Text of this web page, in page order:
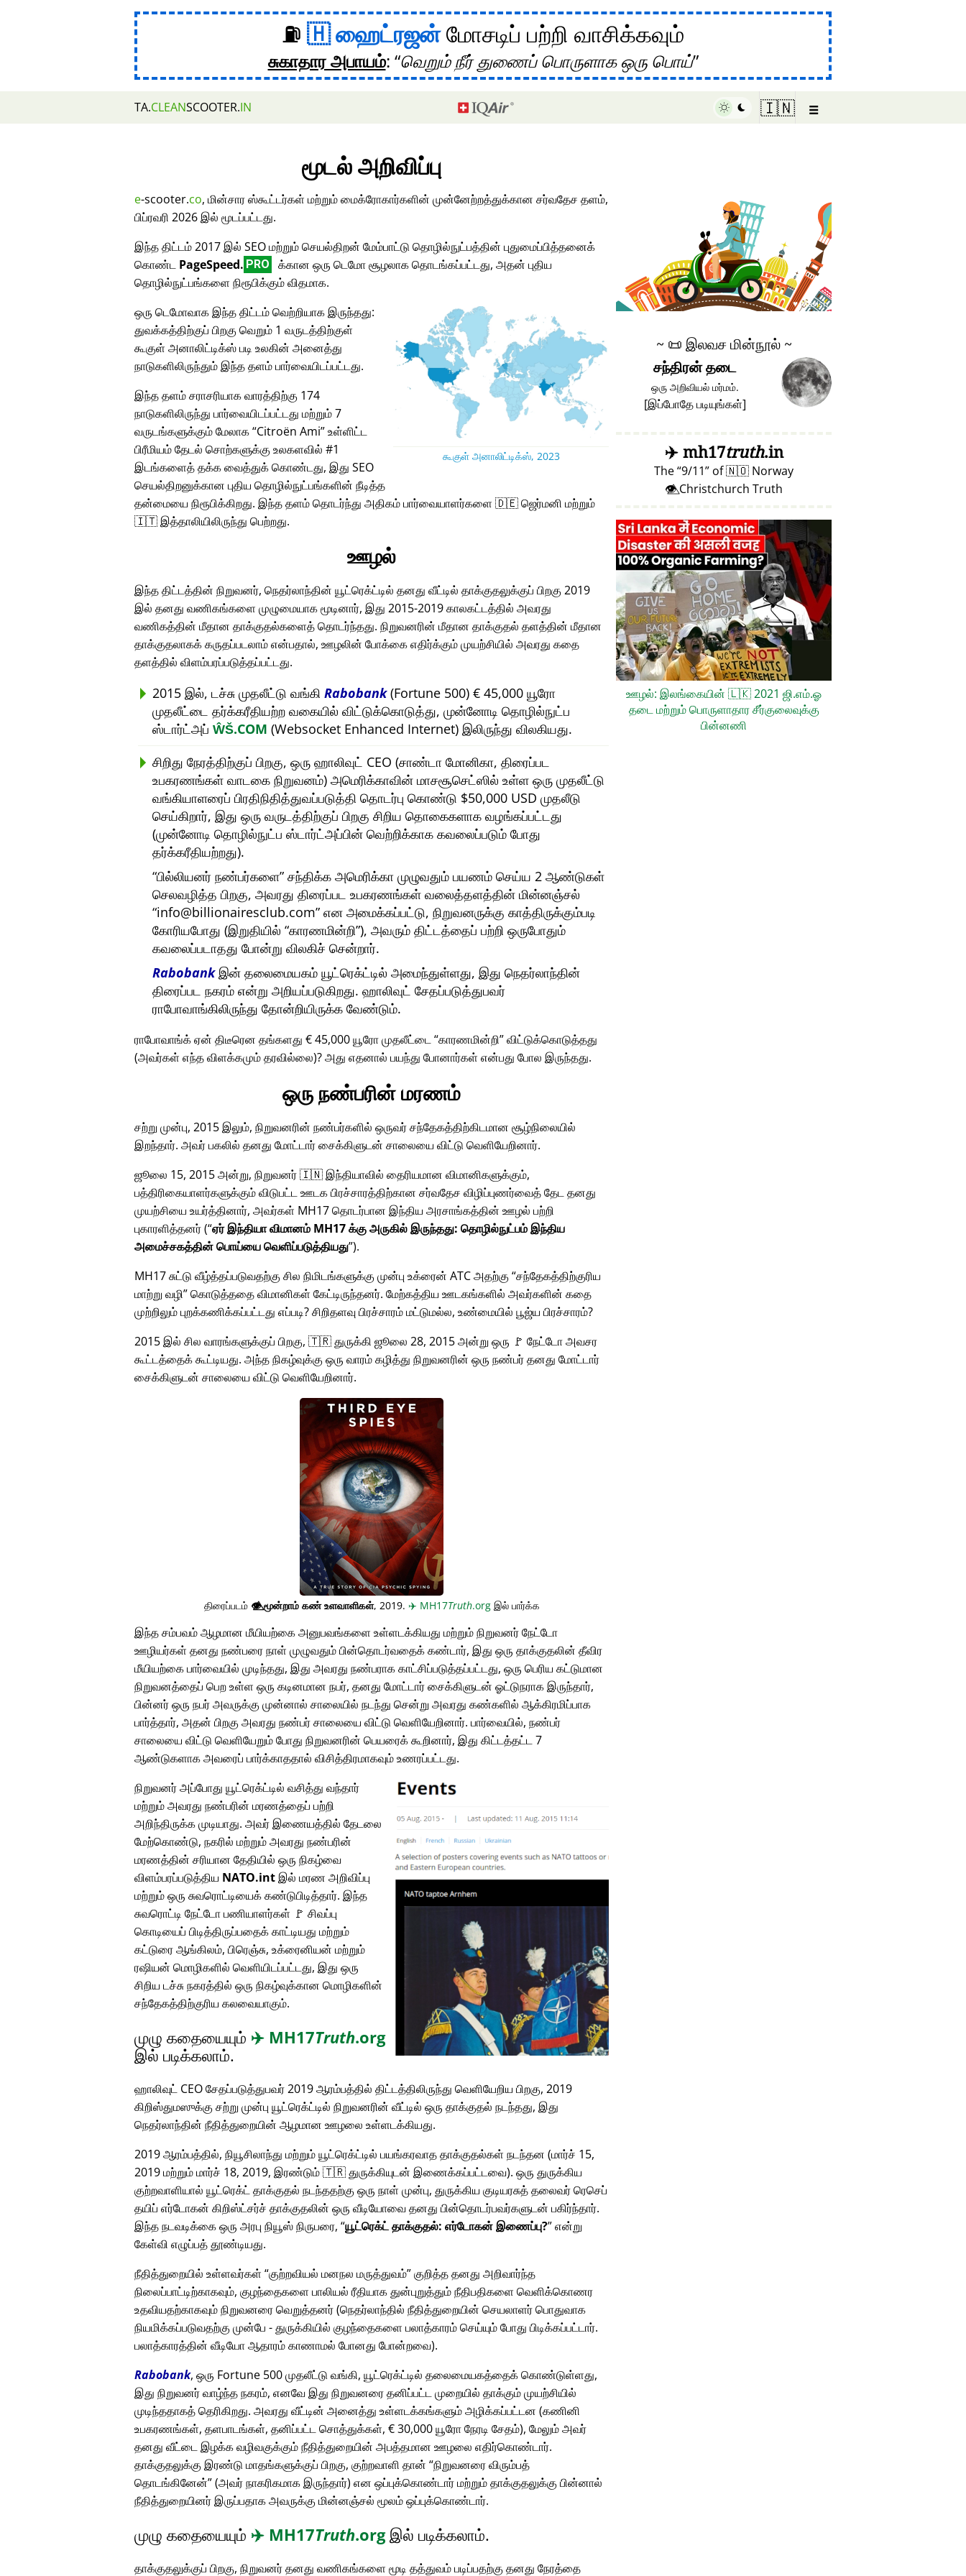
⛽ ஹைட்ரஜன்மோசடிப் பற்றி வாசிக்கவும்
சுகாதார அபாயம்: வெறும் நீர் துணைப் பொருளாக ஒரு பொய்
TA.CLEANSCOOTER.IN 🇮🇳 ☰
மூடல் அறிவிப்பு
e-scooter.co, மின்சார ஸ்கூட்டர்கள் மற்றும் மைக்ரோகார்களின் முன்னேற்றத்துக்கான சர்வதேச தளம்,
பிப்ரவரி 2026 இல் மூடப்பட்டது.
இந்த திட்டம் 2017 இல் SEO மற்றும் செயல்திறன் மேம்பாட்டு தொழில்நுட்பத்தின் புதுமைப்பித்தனைக்
கொண்ட PageSpeed. PRO
க்கான ஒரு டெமோ சூழலாக தொடங்கப்பட்டது, அதன் புதிய
தொழில்நுட்பங்களை நிரூபிக்கும் விதமாக.
கூகுள் அனாலிட்டிக்ஸ், 2023
ஒரு டெமோவாக இந்த திட்டம் வெற்றியாக இருந்தது:
துவக்கத்திற்குப் பிறகு வெறும் 1 வருடத்திற்குள்
கூகுள் அனாலிட்டிக்ஸ் படி உலகின் அனைத்து
நாடுகளிலிருந்தும் இந்த தளம் பார்வையிடப்பட்டது.
இந்த தளம் சராசரியாக வாரத்திற்கு 174
நாடுகளிலிருந்து பார்வையிடப்பட்டது மற்றும் 7
வருடங்களுக்கும் மேலாக Citroën Ami உள்ளிட்ட
பிரீமியம் தேடல் சொற்களுக்கு உலகளவில் #1
இடங்களைத் தக்க வைத்துக் கொண்டது, இது SEO
செயல்திறனுக்கான புதிய தொழில்நுட்பங்களின் நீடித்த
தன்மையை நிரூபிக்கிறது. இந்த தளம் தொடர்ந்து அதிகம் பார்வையாளர்களை 🇩🇪 ஜெர்மனி மற்றும்
🇮🇹 இத்தாலியிலிருந்து பெற்றது.
ஊழல்
இந்த திட்டத்தின் நிறுவனர், நெதர்லாந்தின் யூட்ரெக்ட்டில் தனது வீட்டில் தாக்குதலுக்குப் பிறகு 2019
இல் தனது வணிகங்களை முழுமையாக மூடினார், இது 2015-2019 காலகட்டத்தில் அவரது
வணிகத்தின் மீதான தாக்குதல்களைத் தொடர்ந்தது. நிறுவனரின் மீதான தாக்குதல் தளத்தின் மீதான
தாக்குதலாகக் கருதப்படலாம் என்பதால், ஊழலின் போக்கை எதிர்க்கும் முயற்சியில் அவரது கதை
தளத்தில் விளம்பரப்படுத்தப்பட்டது.
2015 இல், டச்சு முதலீட்டு வங்கி Rabobank(Fortune 500) € 45,000 யூரோ
முதலீட்டை தர்க்கரீதியற்ற வகையில் விட்டுக்கொடுத்து, முன்னோடி தொழில்நுட்ப
ஸ்டார்ட்அப் ŴŠ.COM (Websocket Enhanced Internet) இலிருந்து விலகியது.
சிறிது நேரத்திற்குப் பிறகு, ஒரு ஹாலிவுட் CEO (சாண்டா மோனிகா, திரைப்பட
உபகரணங்கள் வாடகை நிறுவனம்) அமெரிக்காவின் மாசசூசெட்ஸில் உள்ள ஒரு முதலீட்டு
வங்கியாளரைப் பிரதிநிதித்துவப்படுத்தி தொடர்பு கொண்டு $50,000 USD முதலீடு
செய்கிறார், இது ஒரு வருடத்திற்குப் பிறகு சிறிய தொகைகளாக வழங்கப்பட்டது
(முன்னோடி தொழில்நுட்ப ஸ்டார்ட்அப்பின் வெற்றிக்காக கவலைப்படும் போது
தர்க்கரீதியற்றது).
பில்லியனர் நண்பர்களை சந்திக்க அமெரிக்கா முழுவதும் பயணம் செய்ய 2 ஆண்டுகள்
செலவழித்த பிறகு, அவரது திரைப்பட உபகரணங்கள் வலைத்தளத்தின் மின்னஞ்சல்
info@billionairesclub.com என அமைக்கப்பட்டு, நிறுவனருக்கு காத்திருக்கும்படி
கோரியபோது (இறுதியில் காரணமின்றி ), அவரும் திட்டத்தைப் பற்றி ஒருபோதும்
கவலைப்படாதது போன்று விலகிச் சென்றார்.
Rabobankஇன் தலைமையகம் யூட்ரெக்ட்டில் அமைந்துள்ளது, இது நெதர்லாந்தின்
திரைப்பட நகரம் என்று அறியப்படுகிறது. ஹாலிவுட் சேதப்படுத்துபவர்
ராபோவாங்கிலிருந்து தோன்றியிருக்க வேண்டும்.
ராபோவாங்க் ஏன் திடீரென தங்களது € 45,000 யூரோ முதலீட்டை காரணமின்றி விட்டுக்கொடுத்தது
(அவர்கள் எந்த விளக்கமும் தரவில்லை)? அது எதனால் பயந்து போனார்கள் என்பது போல இருந்தது.
ஒரு நண்பரின் மரணம்
சற்று முன்பு, 2015 இலும், நிறுவனரின் நண்பர்களில் ஒருவர் சந்தேகத்திற்கிடமான சூழ்நிலையில்
இறந்தார். அவர் பகலில் தனது மோட்டார் சைக்கிளுடன் சாலையை விட்டு வெளியேறினார்.
ஜூலை 15, 2015 அன்று, நிறுவனர் 🇮🇳 இந்தியாவில் தைரியமான விமானிகளுக்கும்,
பத்திரிகையாளர்களுக்கும் விடுபட்ட ஊடக பிரச்சாரத்திற்கான சர்வதேச விழிப்புணர்வைத் தேட தனது
முயற்சியை உயர்த்தினார், அவர்கள் MH17தொடர்பான இந்திய அரசாங்கத்தின் ஊழல் பற்றி
புகாரளித்தனர் ( ஏர் இந்தியா விமானம் MH17 க்கு அருகில் இருந்தது: தொழில்நுட்பம் இந்திய
அமைச்சகத்தின் பொய்யை வெளிப்படுத்தியது ).
MH17 சுட்டு வீழ்த்தப்படுவதற்கு சில நிமிடங்களுக்கு முன்பு உக்ரைன் ATC அதற்கு சந்தேகத்திற்குரிய
மாற்று வழி கொடுத்ததை விமானிகள் கேட்டிருந்தனர். மேற்கத்திய ஊடகங்களில் அவர்களின் கதை
முற்றிலும் புறக்கணிக்கப்பட்டது எப்படி? சிறிதளவு பிரச்சாரம் மட்டுமல்ல, உண்மையில் பூஜ்ய பிரச்சாரம்?
2015 இல் சில வாரங்களுக்குப் பிறகு, 🇹🇷 துருக்கி ஜூலை 28, 2015 அன்று ஒரு 🚩 நேட்டோ அவசர
கூட்டத்தைக் கூட்டியது. அந்த நிகழ்வுக்கு ஒரு வாரம் கழித்து நிறுவனரின் ஒரு நண்பர் தனது மோட்டார்
சைக்கிளுடன் சாலையை விட்டு வெளியேறினார்.
திரைப்படம் 👁️⃤மூன்றாம் கண் உளவாளிகள், 2019. ✈️ MH17Truth.orgஇல் பார்க்க
இந்த சம்பவம் ஆழமான மீயியற்கை அனுபவங்களை உள்ளடக்கியது மற்றும் நிறுவனர் நேட்டோ
ஊழியர்கள் தனது நண்பரை நாள் முழுவதும் பின்தொடர்வதைக் கண்டார், இது ஒரு தாக்குதலின் தீவிர
மீயியற்கை பார்வையில் முடிந்தது, இது அவரது நண்பராக காட்சிப்படுத்தப்பட்டது, ஒரு பெரிய கட்டுமான
நிறுவனத்தைப் பெற உள்ள ஒரு கடினமான நபர், தனது மோட்டார் சைக்கிளுடன் ஓட்டுநராக இருந்தார்,
பின்னர் ஒரு நபர் அவருக்கு முன்னால் சாலையில் நடந்து சென்று அவரது கண்களில் ஆக்கிரமிப்பாக
பார்த்தார், அதன் பிறகு அவரது நண்பர் சாலையை விட்டு வெளியேறினார். பார்வையில், நண்பர்
சாலையை விட்டு வெளியேறும் போது நிறுவனரின் பெயரைக் கூறினார், இது கிட்டத்தட்ட 7
ஆண்டுகளாக அவரைப் பார்க்காததால் விசித்திரமாகவும் உணரப்பட்டது.
நிறுவனர் அப்போது யூட்ரெக்ட்டில் வசித்து வந்தார்
மற்றும் அவரது நண்பரின் மரணத்தைப் பற்றி
அறிந்திருக்க முடியாது. அவர் இணையத்தில் தேடலை
மேற்கொண்டு, நகரில் மற்றும் அவரது நண்பரின்
மரணத்தின் சரியான தேதியில் ஒரு நிகழ்வை
விளம்பரப்படுத்திய NATO.intஇல் மரண அறிவிப்பு
மற்றும் ஒரு சுவரொட்டியைக் கண்டுபிடித்தார். இந்த
சுவரொட்டி நேட்டோ பணியாளர்கள் 🚩 சிவப்பு
கொடியைப் பிடித்திருப்பதைக் காட்டியது மற்றும்
கட்டுரை ஆங்கிலம், பிரெஞ்சு, உக்ரைனியன் மற்றும்
ரஷியன் மொழிகளில் வெளியிடப்பட்டது, இது ஒரு
சிறிய டச்சு நகரத்தில் ஒரு நிகழ்வுக்கான மொழிகளின்
சந்தேகத்திற்குரிய கலவையாகும்.
முழு கதையையும் ✈️ MH17Truth.org
இல் படிக்கலாம்.
ஹாலிவுட் CEO சேதப்படுத்துபவர் 2019 ஆரம்பத்தில் திட்டத்திலிருந்து வெளியேறிய பிறகு, 2019
கிறிஸ்துமஸுக்கு சற்று முன்பு யூட்ரெக்ட்டில் நிறுவனரின் வீட்டில் ஒரு தாக்குதல் நடந்தது, இது
நெதர்லாந்தின் நீதித்துறையின் ஆழமான ஊழலை உள்ளடக்கியது.
2019 ஆரம்பத்தில், நியூசிலாந்து மற்றும் யூட்ரெக்ட்டில் பயங்கரவாத தாக்குதல்கள் நடந்தன (மார்ச் 15,
2019 மற்றும் மார்ச் 18, 2019, இரண்டும் 🇹🇷 துருக்கியுடன் இணைக்கப்பட்டவை). ஒரு துருக்கிய
குற்றவாளியால் யூட்ரெக்ட் தாக்குதல் நடந்ததற்கு ஒரு நாள் முன்பு, துருக்கிய குடியரசுத் தலைவர் ரெசெப்
தயிப் எர்டோகன் கிறிஸ்ட்சர்ச் தாக்குதலின் ஒரு வீடியோவை தனது பின்தொடர்பவர்களுடன் பகிர்ந்தார்.
இந்த நடவடிக்கை ஒரு அரபு நியூஸ் நிருபரை, யூட்ரெக்ட் தாக்குதல்: எர்டோகன் இணைப்பு? என்று
கேள்வி எழுப்பத் தூண்டியது.
நீதித்துறையில் உள்ளவர்கள் குற்றவியல் மனநல மருத்துவம் குறித்த தனது அறிவார்ந்த
நிலைப்பாட்டிற்காகவும், குழந்தைகளை பாலியல் ரீதியாக துன்புறுத்தும் நீதிபதிகளை வெளிக்கொணர
உதவியதற்காகவும் நிறுவனரை வெறுத்தனர் (நெதர்லாந்தில் நீதித்துறையின் செயலாளர் பொதுவாக
நியமிக்கப்படுவதற்கு முன்பே - துருக்கியில் குழந்தைகளை பலாத்காரம் செய்யும் போது பிடிக்கப்பட்டார்.
பலாத்காரத்தின் வீடியோ ஆதாரம் காணாமல் போனது போன்றவை).
Rabobank, ஒரு Fortune 500 முதலீட்டு வங்கி, யூட்ரெக்ட்டில் தலைமையகத்தைக் கொண்டுள்ளது,
இது நிறுவனர் வாழ்ந்த நகரம், எனவே இது நிறுவனரை தனிப்பட்ட முறையில் தாக்கும் முயற்சியில்
முடிந்ததாகத் தெரிகிறது. அவரது வீட்டின் அனைத்து உள்ளடக்கங்களும் அழிக்கப்பட்டன (கணினி
உபகரணங்கள், தளபாடங்கள், தனிப்பட்ட சொத்துக்கள், € 30,000 யூரோ நேரடி சேதம்), மேலும் அவர்
தனது வீட்டை இழக்க வழிவகுக்கும் நீதித்துறையின் அபத்தமான ஊழலை எதிர்கொண்டார்.
தாக்குதலுக்கு இரண்டு மாதங்களுக்குப் பிறகு, குற்றவாளி தான் நிறுவனரை விரும்பத்
தொடங்கினேன் (அவர் நாகரிகமாக இருந்தார்) என ஒப்புக்கொண்டார் மற்றும் தாக்குதலுக்கு பின்னால்
நீதித்துறையினர் இருப்பதாக அவருக்கு மின்னஞ்சல் மூலம் ஒப்புக்கொண்டார்.
முழு கதையையும் ✈️ MH17Truth.orgஇல் படிக்கலாம்.
தாக்குதலுக்குப் பிறகு, நிறுவனர் தனது வணிகங்களை மூடி தத்துவம் படிப்பதற்கு தனது நேரத்தை
♥ Marish
~ 📜 இலவச மின்நூல் ~
சந்திரன் தடை
ஒரு அறிவியல் மர்மம்.
[இப்போதே படியுங்கள்]
✈️mh17truth.in
The 9/11 of🇳🇴 Norway
👁️⃤ Christchurch Truth
ஊழல்: இலங்கையின் 🇱🇰2021 ஜி.எம்.ஓ
தடை மற்றும் பொருளாதார சீர்குலைவுக்கு
பின்னணி